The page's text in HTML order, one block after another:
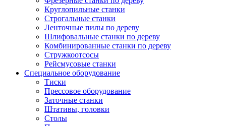
Круглопильные станки
Строгальные станки
Ленточные пилы по дереву
Шлифовальные станки по дереву
Комбинированные станки по дереву
Стружкоотсосы
Рейсмусовые станки
Специальное оборудование
Тиски
Прессовое оборудование
Заточные станки
Штативы, головки
Столы